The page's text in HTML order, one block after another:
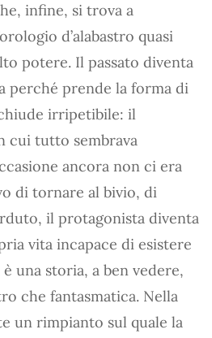
infine, si trova a
d’alabastro quasi
potere. Il passato diventa
perché prende la forma di
irripetibile: il
cui tutto sembrava
ancora non ci era
di tornare al bivio, di
il protagonista diventa
vita incapace di esistere
una storia, a ben vedere,
che fantasmatica. Nella
un rimpianto sul quale la